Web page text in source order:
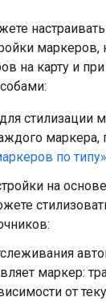
на карту и
для стилизации
по типу»
на
маркер:
от